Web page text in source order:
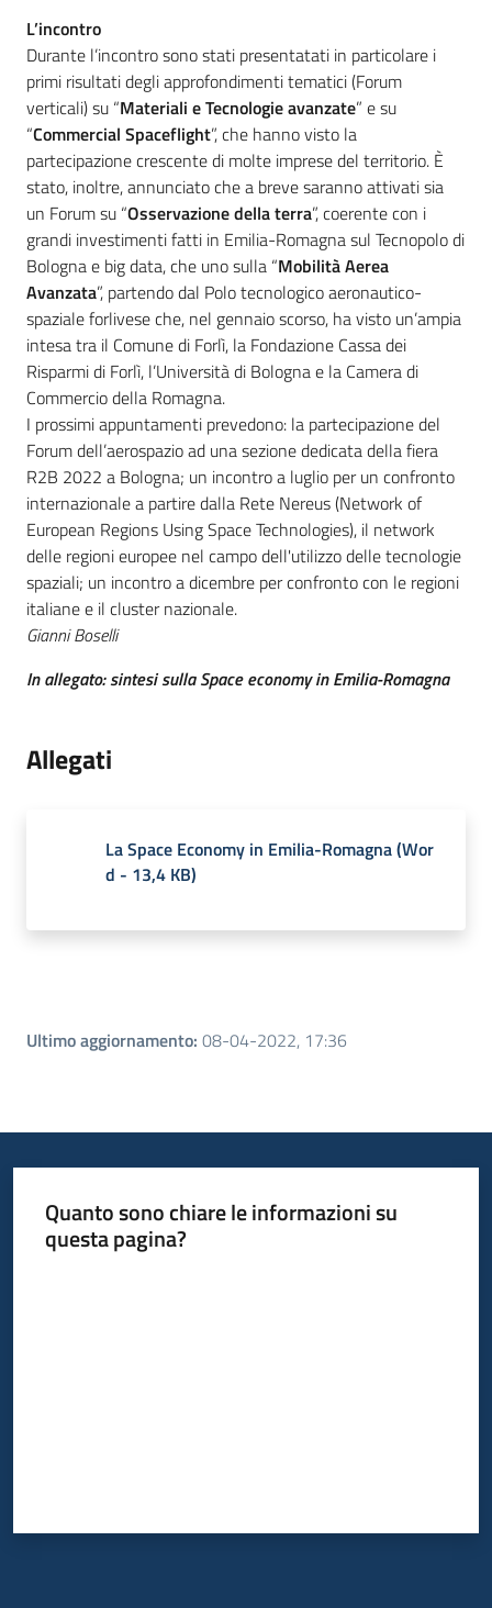
L’incontro
Durante l’incontro sono stati presentatati in particolare i
primi risultati degli approfondimenti tematici (Forum
verticali) su “Materiali e Tecnologie avanzate” e su
“Commercial Spaceflight”, che hanno visto la
partecipazione crescente di molte imprese del territorio. È
stato, inoltre, annunciato che a breve saranno attivati sia
un Forum su “Osservazione della terra”, coerente con i
grandi investimenti fatti in Emilia-Romagna sul Tecnopolo di
Bologna e big data, che uno sulla “Mobilità Aerea
Avanzata”, partendo dal Polo tecnologico aeronautico-
spaziale forlivese che, nel gennaio scorso, ha visto un’ampia
intesa tra il Comune di Forlì, la Fondazione Cassa dei
Risparmi di Forlì, l’Università di Bologna e la Camera di
Commercio della Romagna.
I prossimi appuntamenti prevedono: la partecipazione del
Forum dell’aerospazio ad una sezione dedicata della fiera
R2B 2022 a Bologna; un incontro a luglio per un confronto
internazionale a partire dalla Rete Nereus (Network of
European Regions Using Space Technologies), il network
delle regioni europee nel campo dell'utilizzo delle tecnologie
spaziali; un incontro a dicembre per confronto con le regioni
italiane e il cluster nazionale.
Gianni Boselli
In allegato: sintesi sulla Space economy in Emilia-Romagna
Allegati
La Space Economy in Emilia-Romagna(Wor
d - 13,4 KB)
Ultimo aggiornamento: 08-04-2022, 17:36
Quanto sono chiare le informazioni su
questa pagina?